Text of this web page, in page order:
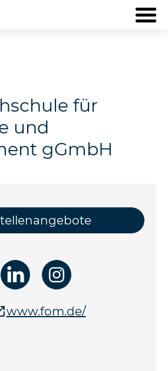
für
und
gGmbH
www.fom.de/